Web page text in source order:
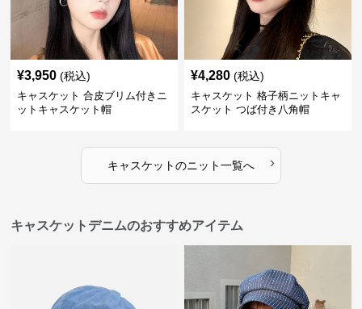
¥3,950 (税込)
キャスケット 合皮ブリム付きニ
ットキャスケット帽
¥4,280 (税込)
キャスケット 格子柄ニットキャ
スケット つば付き八角帽
キャスケットのニット一覧へ ›
キャスケットデニムのおすすめアイテム